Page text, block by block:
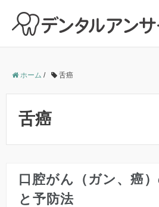
歯の根の治療（根管治療）
ホーム / 舌癌
舌癌
口腔がん（ガン、癌
と予防法